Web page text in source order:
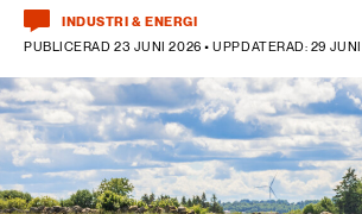
INDUSTRI & ENERGI
PUBLICERAD 23 JUNI 2026 • UPPDATERAD: 29